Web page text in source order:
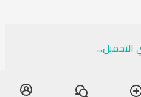
التحميل...